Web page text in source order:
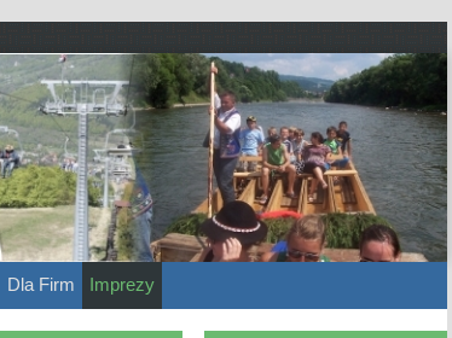
Dla Firm Imprezy